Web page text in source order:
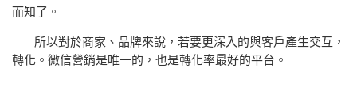
而知了。
所以對於商家、品牌來說，若要更深入的與客戶產生交互，
轉化。微信營銷是唯一的，也是轉化率最好的平台。